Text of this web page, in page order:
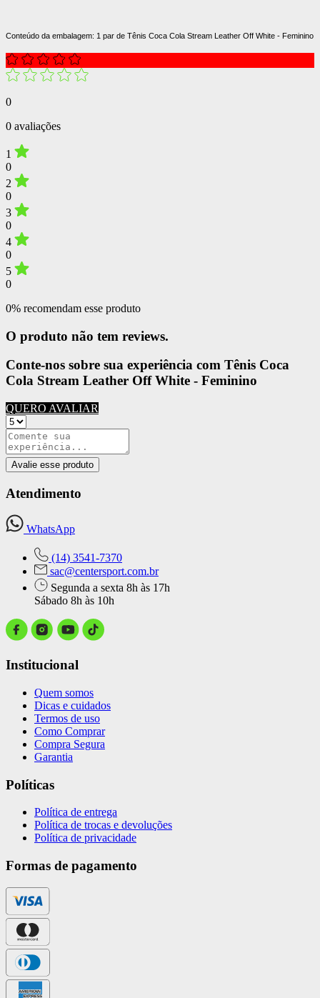
Conteúdo da embalagem: 1 par de Tênis Coca Cola Stream Leather Off White - Feminino
0
0 avaliações
1
0
2
0
3
0
4
0
5
0
0% recomendam esse produto
O produto não tem reviews.
Conte-nos sobre sua experiência com Tênis Coca
Cola Stream Leather Off White - Feminino
QUERO AVALIAR
Avalie esse produto
Atendimento
WhatsApp
(14) 3541-7370
sac@centersport.com.br
Segunda a sexta 8h às 17h
Sábado 8h às 10h
Institucional
Quem somos
Dicas e cuidados
Termos de uso
Como Comprar
Compra Segura
Garantia
Políticas
Política de entrega
Política de trocas e devoluções
Política de privacidade
Formas de pagamento